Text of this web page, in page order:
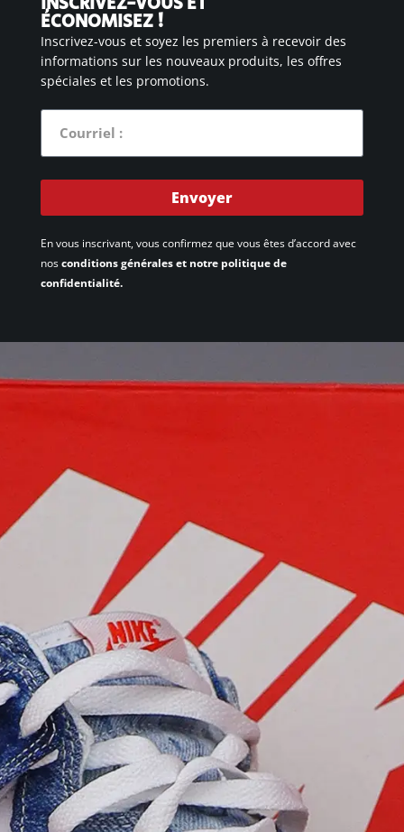
ÉCONOMISEZ !
Inscrivez-vous et soyez les premiers à recevoir des
informations sur les nouveaux produits, les offres
spéciales et les promotions.
Envoyer
En vous inscrivant, vous confirmez que vous êtes d’accord avec
nosconditions générales et notre politique de
confidentialité.